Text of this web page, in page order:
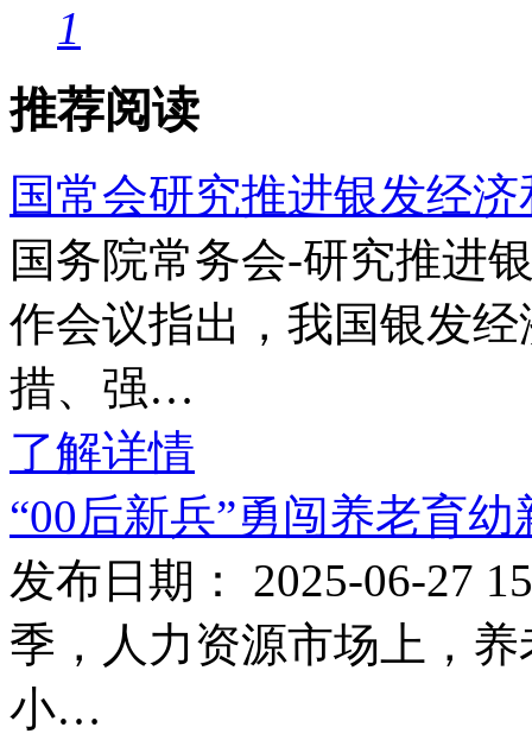
1
推荐阅读
国常会研究推进银发经
国务院常务会-研究推进
作会议指出，我国银发
措、强…
了解详情
“00后新兵”勇闯养老育幼
发布日期： 2025-06-27
季，人力资源市场上，
小…